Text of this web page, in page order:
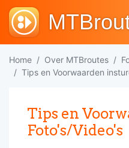
Home Over MTBroutes
Tips en Voorwaarden
Tips en
Foto's/Video's